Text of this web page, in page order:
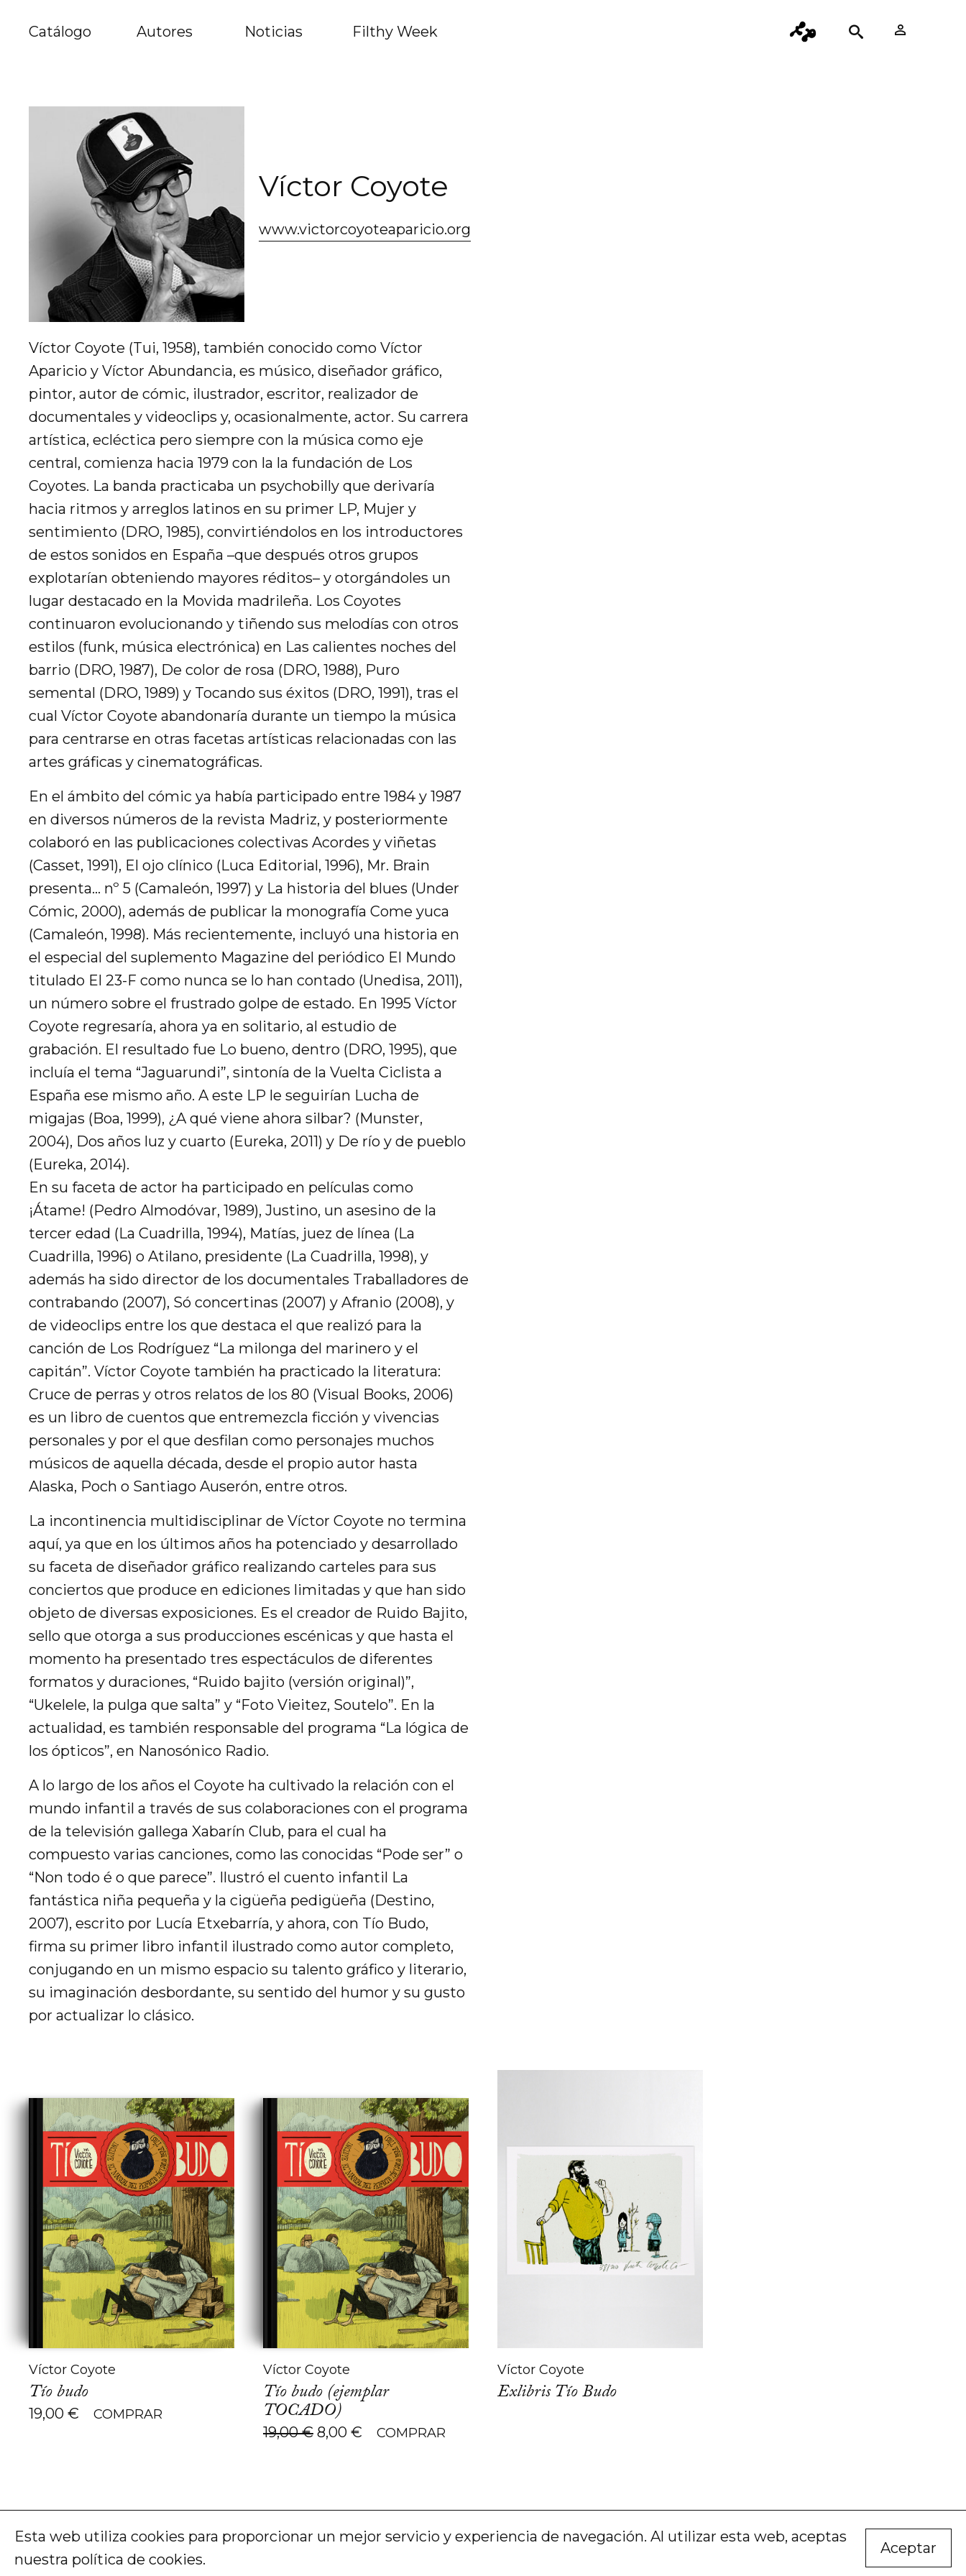
Catálogo Autores Noticias Filthy Week
Víctor Coyote
www.victorcoyoteaparicio.org
Víctor Coyote (Tui, 1958), también conocido como Víctor
Aparicio y Víctor Abundancia, es músico, diseñador gráfico,
pintor, autor de cómic, ilustrador, escritor, realizador de
documentales y videoclips y, ocasionalmente, actor. Su carrera
artística, ecléctica pero siempre con la música como eje
central, comienza hacia 1979 con la la fundación de Los
Coyotes. La banda practicaba un psychobilly que derivaría
hacia ritmos y arreglos latinos en su primer LP, Mujer y
sentimiento (DRO, 1985), convirtiéndolos en los introductores
de estos sonidos en España –que después otros grupos
explotarían obteniendo mayores réditos– y otorgándoles un
lugar destacado en la Movida madrileña. Los Coyotes
continuaron evolucionando y tiñendo sus melodías con otros
estilos (funk, música electrónica) en Las calientes noches del
barrio (DRO, 1987), De color de rosa (DRO, 1988), Puro
semental (DRO, 1989) y Tocando sus éxitos (DRO, 1991), tras el
cual Víctor Coyote abandonaría durante un tiempo la música
para centrarse en otras facetas artísticas relacionadas con las
artes gráficas y cinematográficas.
En el ámbito del cómic ya había participado entre 1984 y 1987
en diversos números de la revista Madriz, y posteriormente
colaboró en las publicaciones colectivas Acordes y viñetas
(Casset, 1991), El ojo clínico (Luca Editorial, 1996), Mr. Brain
presenta… nº 5 (Camaleón, 1997) y La historia del blues (Under
Cómic, 2000), además de publicar la monografía Come yuca
(Camaleón, 1998). Más recientemente, incluyó una historia en
el especial del suplemento Magazine del periódico El Mundo
titulado El 23-F como nunca se lo han contado (Unedisa, 2011),
un número sobre el frustrado golpe de estado. En 1995 Víctor
Coyote regresaría, ahora ya en solitario, al estudio de
grabación. El resultado fue Lo bueno, dentro (DRO, 1995), que
incluía el tema “Jaguarundi”, sintonía de la Vuelta Ciclista a
España ese mismo año. A este LP le seguirían Lucha de
migajas (Boa, 1999), ¿A qué viene ahora silbar? (Munster,
2004), Dos años luz y cuarto (Eureka, 2011) y De río y de pueblo
(Eureka, 2014).
En su faceta de actor ha participado en películas como
¡Átame! (Pedro Almodóvar, 1989), Justino, un asesino de la
tercer edad (La Cuadrilla, 1994), Matías, juez de línea (La
Cuadrilla, 1996) o Atilano, presidente (La Cuadrilla, 1998), y
además ha sido director de los documentales Traballadores de
contrabando (2007), Só concertinas (2007) y Afranio (2008), y
de videoclips entre los que destaca el que realizó para la
canción de Los Rodríguez “La milonga del marinero y el
capitán”. Víctor Coyote también ha practicado la literatura:
Cruce de perras y otros relatos de los 80 (Visual Books, 2006)
es un libro de cuentos que entremezcla ficción y vivencias
personales y por el que desfilan como personajes muchos
músicos de aquella década, desde el propio autor hasta
Alaska, Poch o Santiago Auserón, entre otros.
La incontinencia multidisciplinar de Víctor Coyote no termina
aquí, ya que en los últimos años ha potenciado y desarrollado
su faceta de diseñador gráfico realizando carteles para sus
conciertos que produce en ediciones limitadas y que han sido
objeto de diversas exposiciones. Es el creador de Ruido Bajito,
sello que otorga a sus producciones escénicas y que hasta el
momento ha presentado tres espectáculos de diferentes
formatos y duraciones, “Ruido bajito (versión original)”,
“Ukelele, la pulga que salta” y “Foto Vieitez, Soutelo”. En la
actualidad, es también responsable del programa “La lógica de
los ópticos”, en Nanosónico Radio.
A lo largo de los años el Coyote ha cultivado la relación con el
mundo infantil a través de sus colaboraciones con el programa
de la televisión gallega Xabarín Club, para el cual ha
compuesto varias canciones, como las conocidas “Pode ser” o
“Non todo é o que parece”. Ilustró el cuento infantil La
fantástica niña pequeña y la cigüeña pedigüeña (Destino,
2007), escrito por Lucía Etxebarría, y ahora, con Tío Budo,
firma su primer libro infantil ilustrado como autor completo,
conjugando en un mismo espacio su talento gráfico y literario,
su imaginación desbordante, su sentido del humor y su gusto
por actualizar lo clásico.
Víctor Coyote
Tío budo
19,00 € COMPRAR
Víctor Coyote
Tío budo (ejemplar
TOCADO)
19,00€ El
8,00 € COMPRAR
Víctor Coyote
Exlibris Tío Budo
Esta web utiliza cookies para proporcionar un mejor servicio y experiencia de navegación. Al utilizar esta web, aceptas
nuestra política de cookies.
Aceptar